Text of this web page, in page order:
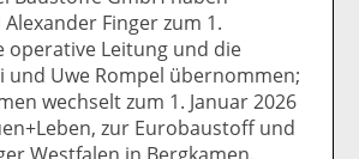
Finger zum 1.
operative Leitung und die
und Uwe Rompel übernommen;
wechselt zum 1. Januar 2026
zur Eurobaustoff und